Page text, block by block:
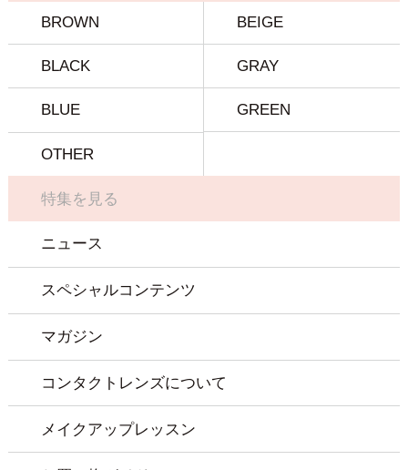
BROWN BEIGE
BLACK GRAY
BLUE GREEN
OTHER
特集を見る
ニュース
スペシャルコンテンツ
マガジン
コンタクトレンズについて
メイクアップレッスン